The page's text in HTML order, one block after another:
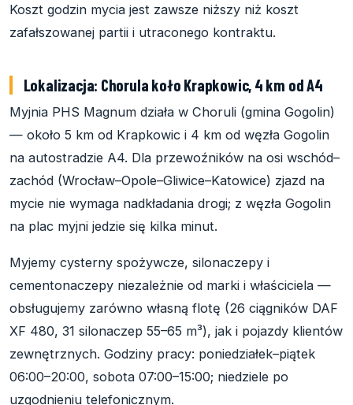
Koszt godzin mycia jest zawsze niższy niż koszt
zafałszowanej partii i utraconego kontraktu.
Lokalizacja: Chorula koło Krapkowic, 4 km od A4
Myjnia PHS Magnum działa w Choruli (gmina Gogolin)
— około 5 km od Krapkowic i 4 km od węzła Gogolin
na autostradzie A4. Dla przewoźników na osi wschód–
zachód (Wrocław–Opole–Gliwice–Katowice) zjazd na
mycie nie wymaga nadkładania drogi; z węzła Gogolin
na plac myjni jedzie się kilka minut.
Myjemy cysterny spożywcze, silonaczepy i
cementonaczepy niezależnie od marki i właściciela —
obsługujemy zarówno własną flotę (26 ciągników DAF
XF 480, 31 silonaczep 55–65 m³), jak i pojazdy klientów
zewnętrznych. Godziny pracy: poniedziałek–piątek
06:00–20:00, sobota 07:00–15:00; niedziele po
uzgodnieniu telefonicznym.